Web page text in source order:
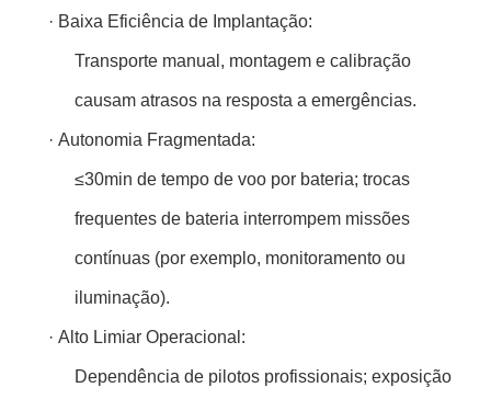
· Baixa Eficiência de Implantação:
Transporte manual, montagem e calibração
causam atrasos na resposta a emergências.
· Autonomia Fragmentada:
≤30min de tempo de voo por bateria; trocas
frequentes de bateria interrompem missões
contínuas (por exemplo, monitoramento ou
iluminação).
· Alto Limiar Operacional:
Dependência de pilotos profissionais; exposição